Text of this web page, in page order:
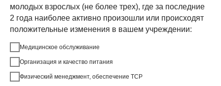
молодых взрослых (не более трех), где за последние
2 года наиболее активно произошли или происходят
положительные изменения в вашем учреждении:
Медицинское обслуживание
Организация и качество питания
Физический менеджмент, обеспечение ТСР